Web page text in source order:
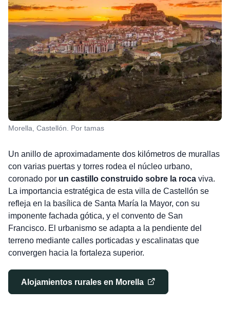
Morella, Castellón. Por tamas
Un anillo de aproximadamente dos kilómetros de murallas
con varias puertas y torres rodea el núcleo urbano,
coronado por un castillo construido sobre la rocaviva.
La importancia estratégica de esta villa de Castellón se
refleja en la basílica de Santa María la Mayor, con su
imponente fachada gótica, y el convento de San
Francisco. El urbanismo se adapta a la pendiente del
terreno mediante calles porticadas y escalinatas que
convergen hacia la fortaleza superior.
Alojamientos rurales en Morella